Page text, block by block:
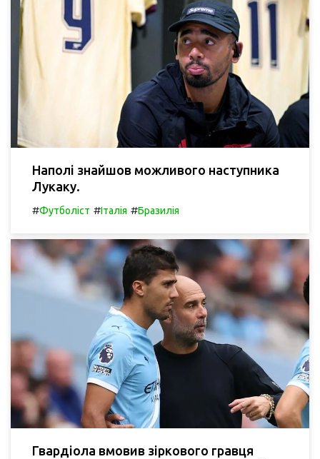
Наполі знайшов можливого наступника
Лукаку.
#Футболіст #Італія #Бразилія
Гвардіола вмовив зіркового гравця